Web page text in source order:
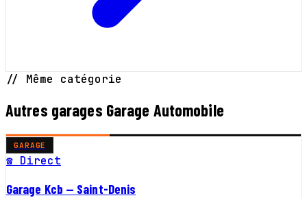
// Même catégorie
Autres garages Garage Automobile
GARAGE
☎ Direct
Garage Kcb — Saint-Denis